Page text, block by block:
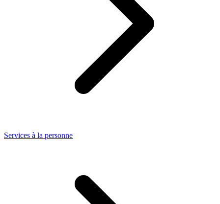
Services à la personne